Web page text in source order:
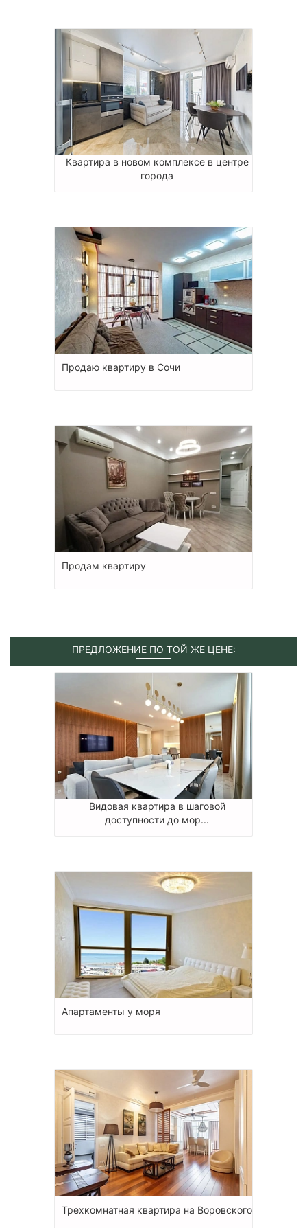
Квартира в новом комплексе в центре
города
Продаю квартиру в Сочи
Продам квартиру
ПРЕДЛОЖЕНИЕ ПО ТОЙ ЖЕ ЦЕНЕ:
Видовая квартира в шаговой
доступности до мор...
Апартаменты у моря
Трехкомнатная квартира на Воровского